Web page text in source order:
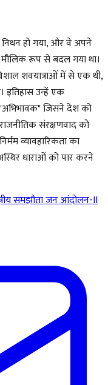
निधन हो गया, और वे अपने
मौलिक रूप से बदल गया था।
शवयात्राओं में से एक थी,
इतिहास उन्हें एक
"अभिभावक" जिसने देश को
संरक्षणवाद को
व्यावहारिकता का
धाराओं को पार करने
समझौताजन आंदोलन-II